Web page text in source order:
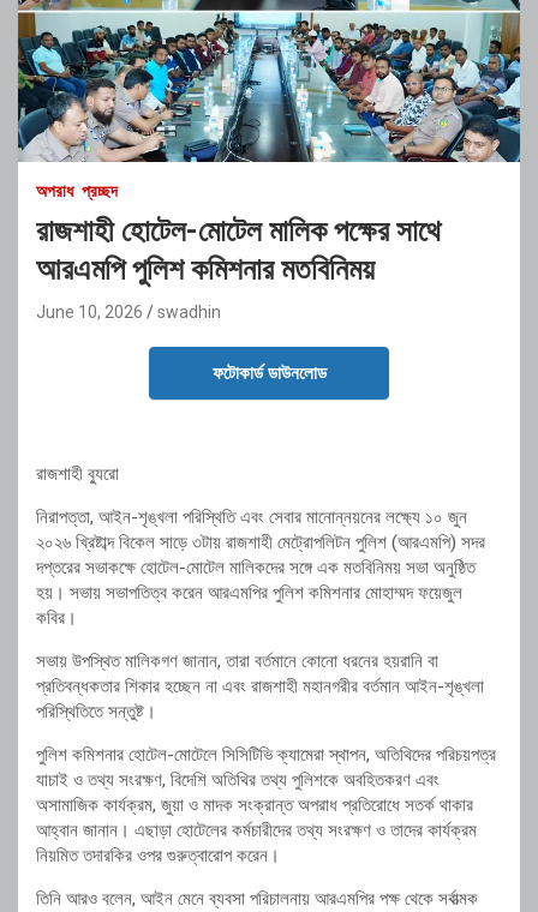
অপরাধ প্রচ্ছদ
রাজশাহী হোটেল-মোটেল মালিক পক্ষের সাথে
আরএমপি পুলিশ কমিশনার মতবিনিময়
June 10, 2026 swadhin
ফটোকার্ড ডাউনলোড
রাজশাহী ব্যুরো
নিরাপত্তা, আইন-শৃঙ্খলা পরিস্থিতি এবং সেবার মানোন্নয়নের লক্ষ্যে ১০ জুন
২০২৬ খ্রিষ্টাব্দ বিকেল সাড়ে ৩টায় রাজশাহী মেট্রোপলিটন পুলিশ (আরএমপি) সদর
দপ্তরের সভাকক্ষে হোটেল-মোটেল মালিকদের সঙ্গে এক মতবিনিময় সভা অনুষ্ঠিত
হয়। সভায় সভাপতিত্ব করেন আরএমপির পুলিশ কমিশনার মোহাম্মদ ফয়েজুল
কবির।
সভায় উপস্থিত মালিকগণ জানান, তারা বর্তমানে কোনো ধরনের হয়রানি বা
প্রতিবন্ধকতার শিকার হচ্ছেন না এবং রাজশাহী মহানগরীর বর্তমান আইন-শৃঙ্খলা
পরিস্থিতিতে সন্তুষ্ট।
পুলিশ কমিশনার হোটেল-মোটেলে সিসিটিভি ক্যামেরা স্থাপন, অতিথিদের পরিচয়পত্র
যাচাই ও তথ্য সংরক্ষণ, বিদেশি অতিথির তথ্য পুলিশকে অবহিতকরণ এবং
অসামাজিক কার্যক্রম, জুয়া ও মাদক সংক্রান্ত অপরাধ প্রতিরোধে সতর্ক থাকার
আহ্বান জানান। এছাড়া হোটেলের কর্মচারীদের তথ্য সংরক্ষণ ও তাদের কার্যক্রম
নিয়মিত তদারকির ওপর গুরুত্বারোপ করেন।
তিনি আরও বলেন, আইন মেনে ব্যবসা পরিচালনায় আরএমপির পক্ষ থেকে সর্বাত্মক